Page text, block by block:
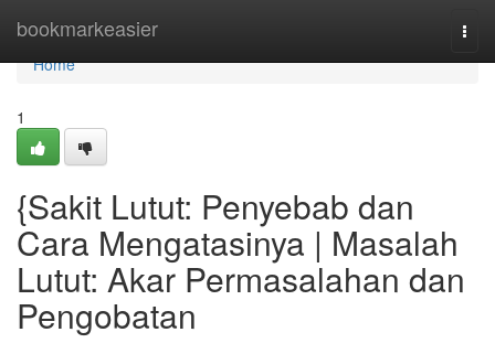
bookmarkeasier
Home
Home
1
{Sakit Lutut: Penyebab dan
Cara Mengatasinya | Masalah
Lutut: Akar Permasalahan dan
Pengobatan